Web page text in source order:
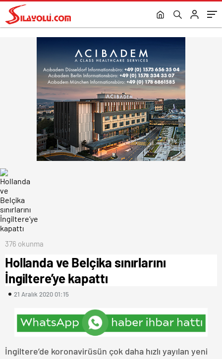
376 okunma
Hollanda ve Belçika sınırlarını
İngiltere’ye kapattı
21 Aralık 2020 01:15
İngiltere’de koronavirüsün çok daha hızlı yayılan yeni